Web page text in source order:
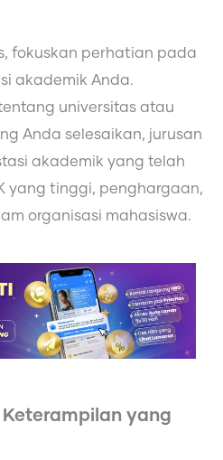
fokuskan perhatian pada
akademik Anda.
universitas atau
Anda selesaikan, jurusan
akademik yang telah
yang tinggi, penghargaan,
organisasi mahasiswa.
yang